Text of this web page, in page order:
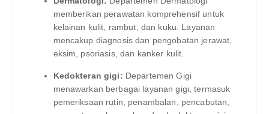
memberikan perawatan komprehensif untuk
kelainan kulit, rambut, dan kuku. Layanan
mencakup diagnosis dan pengobatan jerawat,
eksim, psoriasis, dan kanker kulit.
Kedokteran gigi: Departemen Gigi
menawarkan berbagai layanan gigi, termasuk
pemeriksaan rutin, penambalan, pencabutan,